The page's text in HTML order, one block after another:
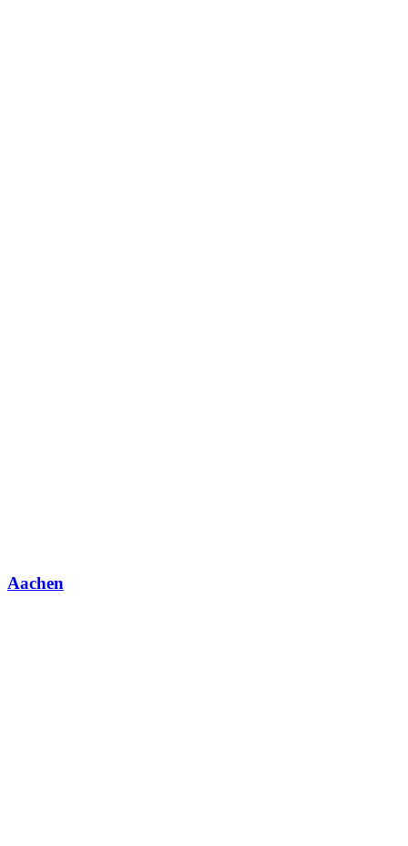
Aachen